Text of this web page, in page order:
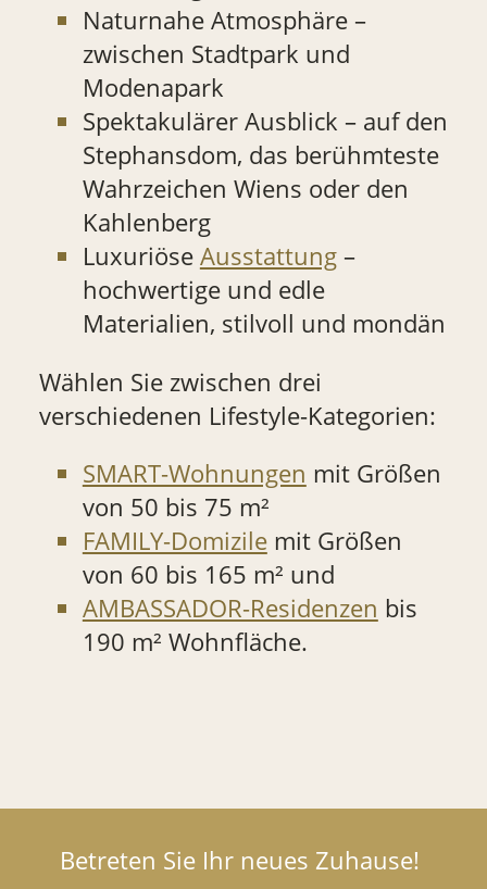
Naturnahe Atmosphäre –
zwischen Stadtpark und
Modenapark
Spektakulärer Ausblick – auf den
Stephansdom, das berühmteste
Wahrzeichen Wiens oder den
Kahlenberg
LuxuriöseAusstattung–
hochwertige und edle
Materialien, stilvoll und mondän
Wählen Sie zwischen drei
verschiedenen Lifestyle-Kategorien:
SMART-Wohnungen mit Größen
von 50 bis 75 m²
FAMILY-Domizilemit Größen
von 60 bis 165 m² und
AMBASSADOR-Residenzen bis
190 m² Wohnfläche.
Betreten Sie Ihr neues Zuhause!